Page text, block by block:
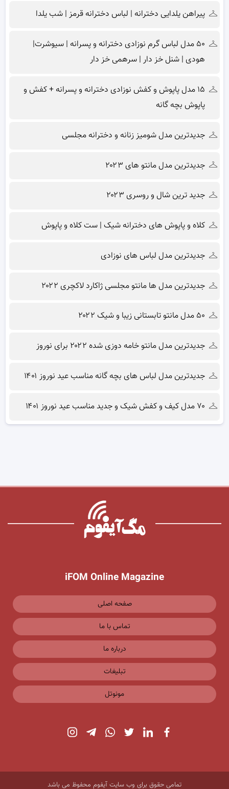
پیراهن یلدایی دخترانه | لباس دخترانه قرمز | شب یلدا
۵۰ مدل لباس گرم نوزادی دخترانه و پسرانه | سیوشرت|
هودی | شنل خز دار | سرهمی خز دار
۱۵ مدل پاپوش و کفش نوزادی دخترانه و پسرانه + کفش و
پاپوش بچه گانه
جدیدترین مدل شومیز زنانه و دخترانه مجلسی
جدیدترین مدل مانتو های ۲۰۲۳
جدید ترین شال و روسری ۲۰۲۳
کلاه و پاپوش های دخترانه شیک | ست کلاه و پاپوش
جدیدترین مدل لباس های نوزادی
جدیدترین مدل ها مانتو مجلسی ژاکارد لاکچری ۲۰۲۲
۵۰ مدل مانتو تابستانی زیبا و شیک ۲۰۲۲
جدیدترین مدل مانتو خامه دوزی شده ۲۰۲۲ برای نوروز
جدیدترین مدل لباس های بچه گانه مناسب عید نوروز ۱۴۰۱
۷۰ مدل کیف و کفش شیک و جدید مناسب عید نوروز ۱۴۰۱
iFOM Online Magazine
صفحه اصلی
تماس با ما
درباره ما
تبلیغات
مونوتل
تمامی حقوق برای وب سایت آیفوم محفوظ می باشد